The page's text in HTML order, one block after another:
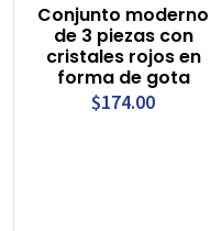
Conjunto moderno
de 3 piezas con
cristales rojos en
forma de gota
$174.00